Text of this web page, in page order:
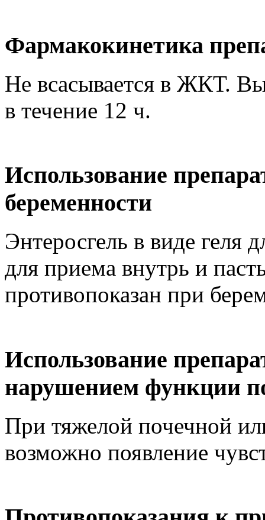
Фармакокинетика
Не всасывается в ЖКТ.
в течение 12 ч.
Использование
беременности
Энтеросгель в виде геля
для приема внутрь и
противопоказан при
Использование
нарушением функции
При тяжелой почечной
возможно появление